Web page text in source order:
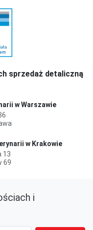
sprzedaż detaliczną
w Warszawie
w Krakowie
13
69
i